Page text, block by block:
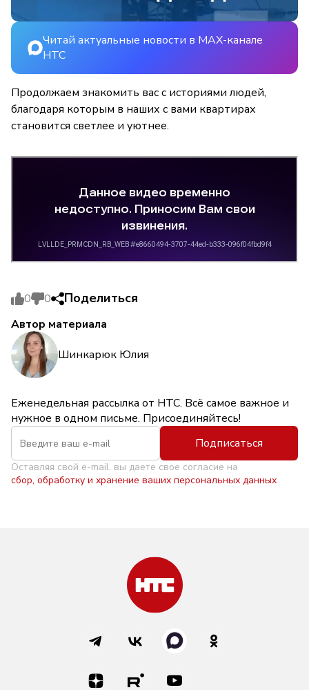
Читай актуальные новости в MAX-канале
НТС
Продолжаем знакомить вас с историями людей,
благодаря которым в наших с вами квартирах
становится светлее и уютнее.
0 0 Поделиться
Автор материала
Шинкарюк Юлия
Еженедельная рассылка от НТС. Всё самое важное и
нужное в одном письме. Присоединяйтесь!
Подписаться
Оставляя свой e-mail, вы даете свое согласие на
сбор, обработку и хранение ваших персональных данных